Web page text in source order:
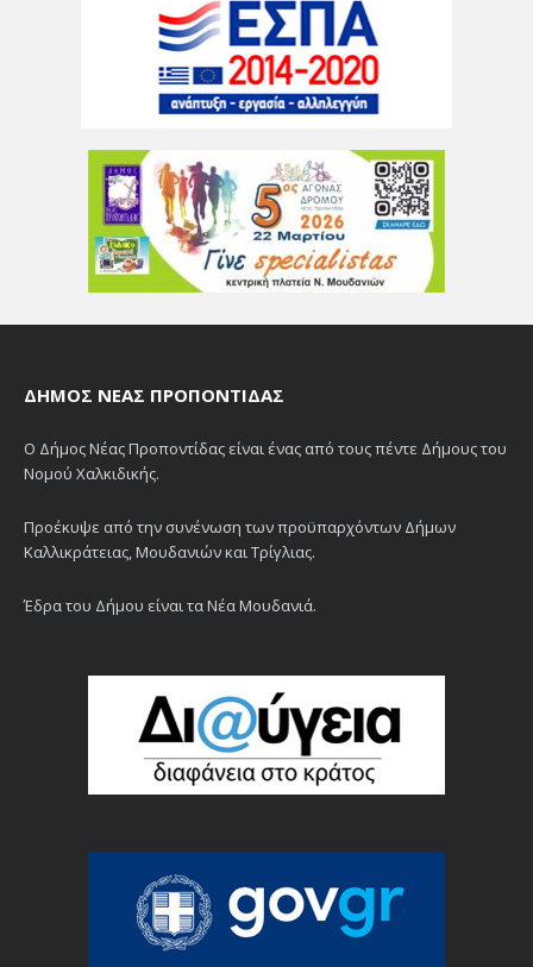
ΔΉΜΟΣ ΝΈΑΣ ΠΡΟΠΟΝΤΊΔΑΣ
Ο Δήμος Νέας Προποντίδας είναι ένας από τους πέντε Δήμους του
Νομού Χαλκιδικής.
Προέκυψε από την συνένωση των προϋπαρχόντων Δήμων
Καλλικράτειας, Μουδανιών και Τρίγλιας.
Έδρα του Δήμου είναι τα Νέα Μουδανιά.